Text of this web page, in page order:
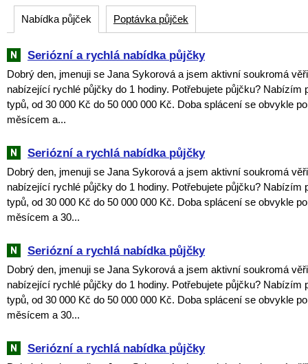
Nabídka půjček Poptávka půjček
Seriózní a rychlá nabídka půjčky
Dobrý den, jmenuji se Jana Sykorová a jsem aktivní soukromá
nabízející rychlé půjčky do 1 hodiny. Potřebujete půjčku? Nabízím
typů, od 30 000 Kč do 50 000 000 Kč. Doba splácení se obvykle
měsícem a...
Seriózní a rychlá nabídka půjčky
Dobrý den, jmenuji se Jana Sykorová a jsem aktivní soukromá
nabízející rychlé půjčky do 1 hodiny. Potřebujete půjčku? Nabízím
typů, od 30 000 Kč do 50 000 000 Kč. Doba splácení se obvykle
měsícem a 30...
Seriózní a rychlá nabídka půjčky
Dobrý den, jmenuji se Jana Sykorová a jsem aktivní soukromá
nabízející rychlé půjčky do 1 hodiny. Potřebujete půjčku? Nabízím
typů, od 30 000 Kč do 50 000 000 Kč. Doba splácení se obvykle
měsícem a 30...
Seriózní a rychlá nabídka půjčky